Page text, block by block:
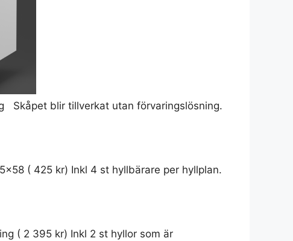
Skåpet blir tillverkat utan förvaringslösning.
( 425 kr) Inkl 4 st hyllbärare per hyllplan.
( 2 395 kr) Inkl 2 st hyllor som är